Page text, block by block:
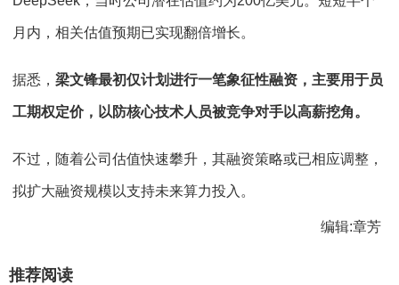
月内，相关估值预期已实现翻倍增长。
据悉， 梁文锋最初仅计划进行一笔象征性融资，主要用于员
工期权定价，以防核心技术人员被竞争对手以高薪挖角。
不过，随着公司估值快速攀升，其融资策略或已相应调整，
拟扩大融资规模以支持未来算力投入。
编辑:章芳
推荐阅读